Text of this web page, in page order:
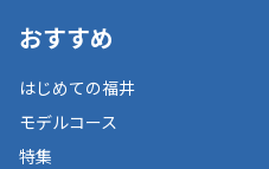
おすすめ
はじめての福井
モデルコース
特集